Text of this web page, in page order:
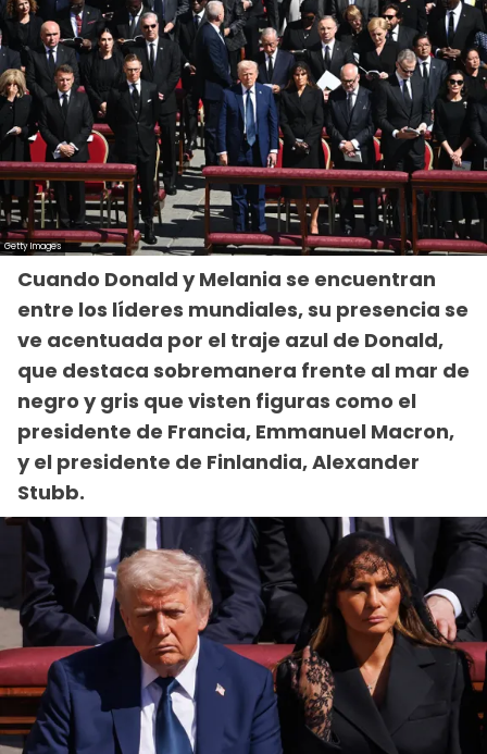
Cuando Donald y Melania se encuentran
entre los líderes mundiales, su presencia se
ve acentuada por el traje azul de Donald,
que destaca sobremanera frente al mar de
negro y gris que visten figuras como el
presidente de Francia, Emmanuel Macron,
y el presidente de Finlandia, Alexander
Stubb.